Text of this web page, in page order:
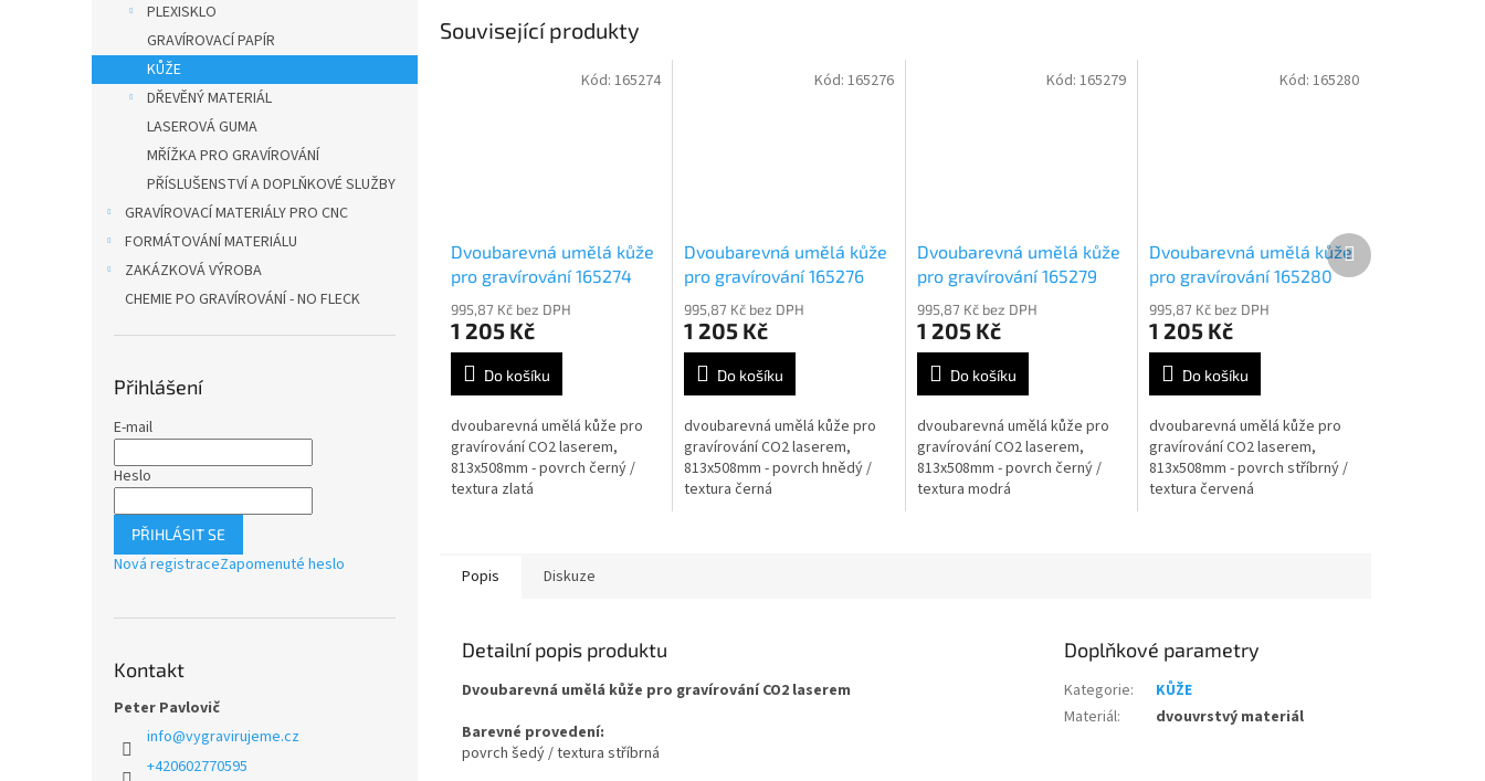
PLEXISKLO
GRAVÍROVACÍ PAPÍR
KŮŽE
DŘEVĚNÝ MATERIÁL
LASEROVÁ GUMA
MŘÍŽKA PRO GRAVÍROVÁNÍ
PŘÍSLUŠENSTVÍ A DOPLŇKOVÉ SLUŽBY
GRAVÍROVACÍ MATERIÁLY PRO CNC
FORMÁTOVÁNÍ MATERIÁLU
ZAKÁZKOVÁ VÝROBA
CHEMIE PO GRAVÍROVÁNÍ - NO FLECK
Přihlášení
E-mail
Heslo
PŘIHLÁSIT SE
Nová registraceZapomenuté heslo
Kontakt
Peter Pavlovič
info@vygravirujeme.cz
+420602770595
Související produkty
Dvoubarevná umělá kůže
pro gravírování 165274
995,87 Kč bez DPH
1 205 Kč
Do košíku
dvoubarevná umělá kůže pro
gravírování CO2 laserem,
813x508mm - povrch černý /
textura zlatá
Kód: 165274
Dvoubarevná umělá kůže
pro gravírování 165276
995,87 Kč bez DPH
1 205 Kč
Do košíku
dvoubarevná umělá kůže pro
gravírování CO2 laserem,
813x508mm - povrch hnědý /
textura černá
Kód: 165276
Dvoubarevná umělá kůže
pro gravírování 165279
995,87 Kč bez DPH
1 205 Kč
Do košíku
dvoubarevná umělá kůže pro
gravírování CO2 laserem,
813x508mm - povrch černý /
textura modrá
Kód:165279
Dvoubarevná umělá kůže
pro gravírování 165280
995,87 Kč bez DPH
1 205 Kč
Do košíku
dvoubarevná umělá kůže pro
gravírování CO2 laserem,
813x508mm - povrch stříbrný /
textura červená
Kód: 165280
Další
produkt
Popis Diskuze
Detailní popis produktu
Dvoubarevná umělá kůže pro gravírování CO2 laserem
Barevné provedení:
povrch šedý / textura stříbrná
Doplňkové parametry
Kategorie:
KŮŽE
Materiál: dvouvrstvý materiál